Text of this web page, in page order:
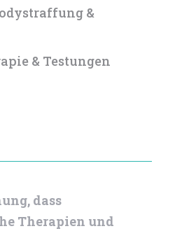
&
& Testungen
dass
Therapien und